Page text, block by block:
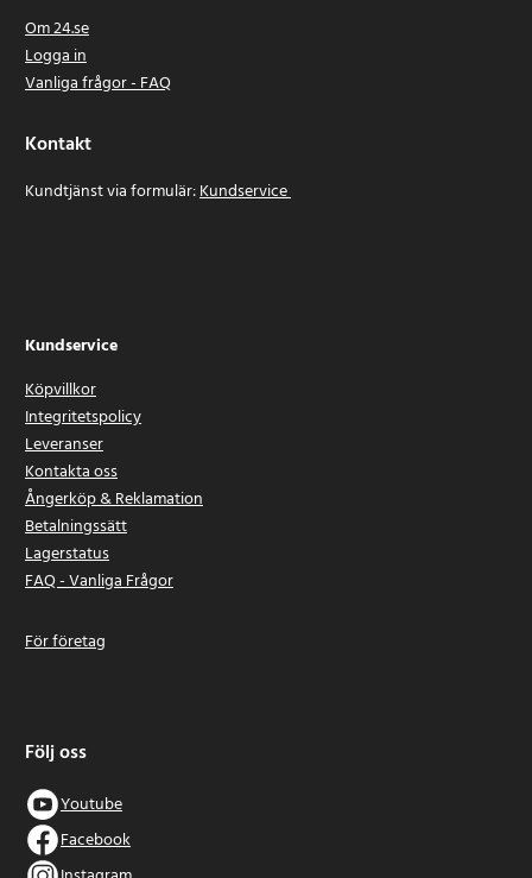
Om 24.se
Logga in
Vanliga frågor - FAQ
Kontakt
Kundtjänst via formulär:Kundservice
Kundservice
Köpvillkor
Integritetspolicy
Leveranser
Kontakta oss
Ångerköp & Reklamation
Betalningssätt
Lagerstatus
FAQ - Vanliga Frågor
För företag
Följ oss
Youtube
Facebook